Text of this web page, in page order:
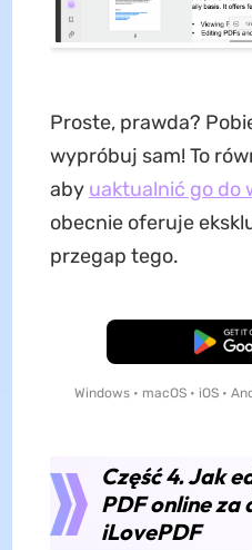
Proste, prawda?
wypróbuj sam! To
aby uaktualnić go do
obecnie oferuje
przegap tego.
Pobierz
Windows • macOS • iOS •
Część 4. Jak
PDF online za
iLovePDF